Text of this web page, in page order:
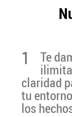
1 Te
claridad
tu
los